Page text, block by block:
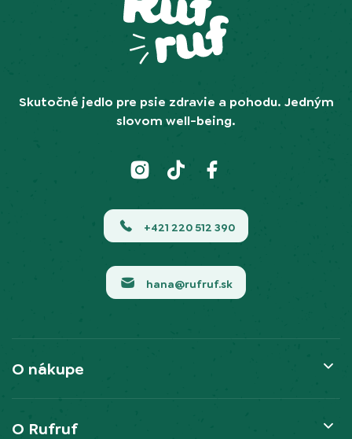
Skutočné jedlo pre psie zdravie a pohodu. Jedným
slovom well-being.
+421 220 512 390
hana@rufruf.sk
O nákupe
O Rufruf